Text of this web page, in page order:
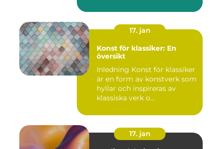
17. jan
Konst för klassiker: En
översikt
Inledning Konst för klassiker
är en form av konstverk som
hyllar och inspireras av
klassiska verk o...
17. jan